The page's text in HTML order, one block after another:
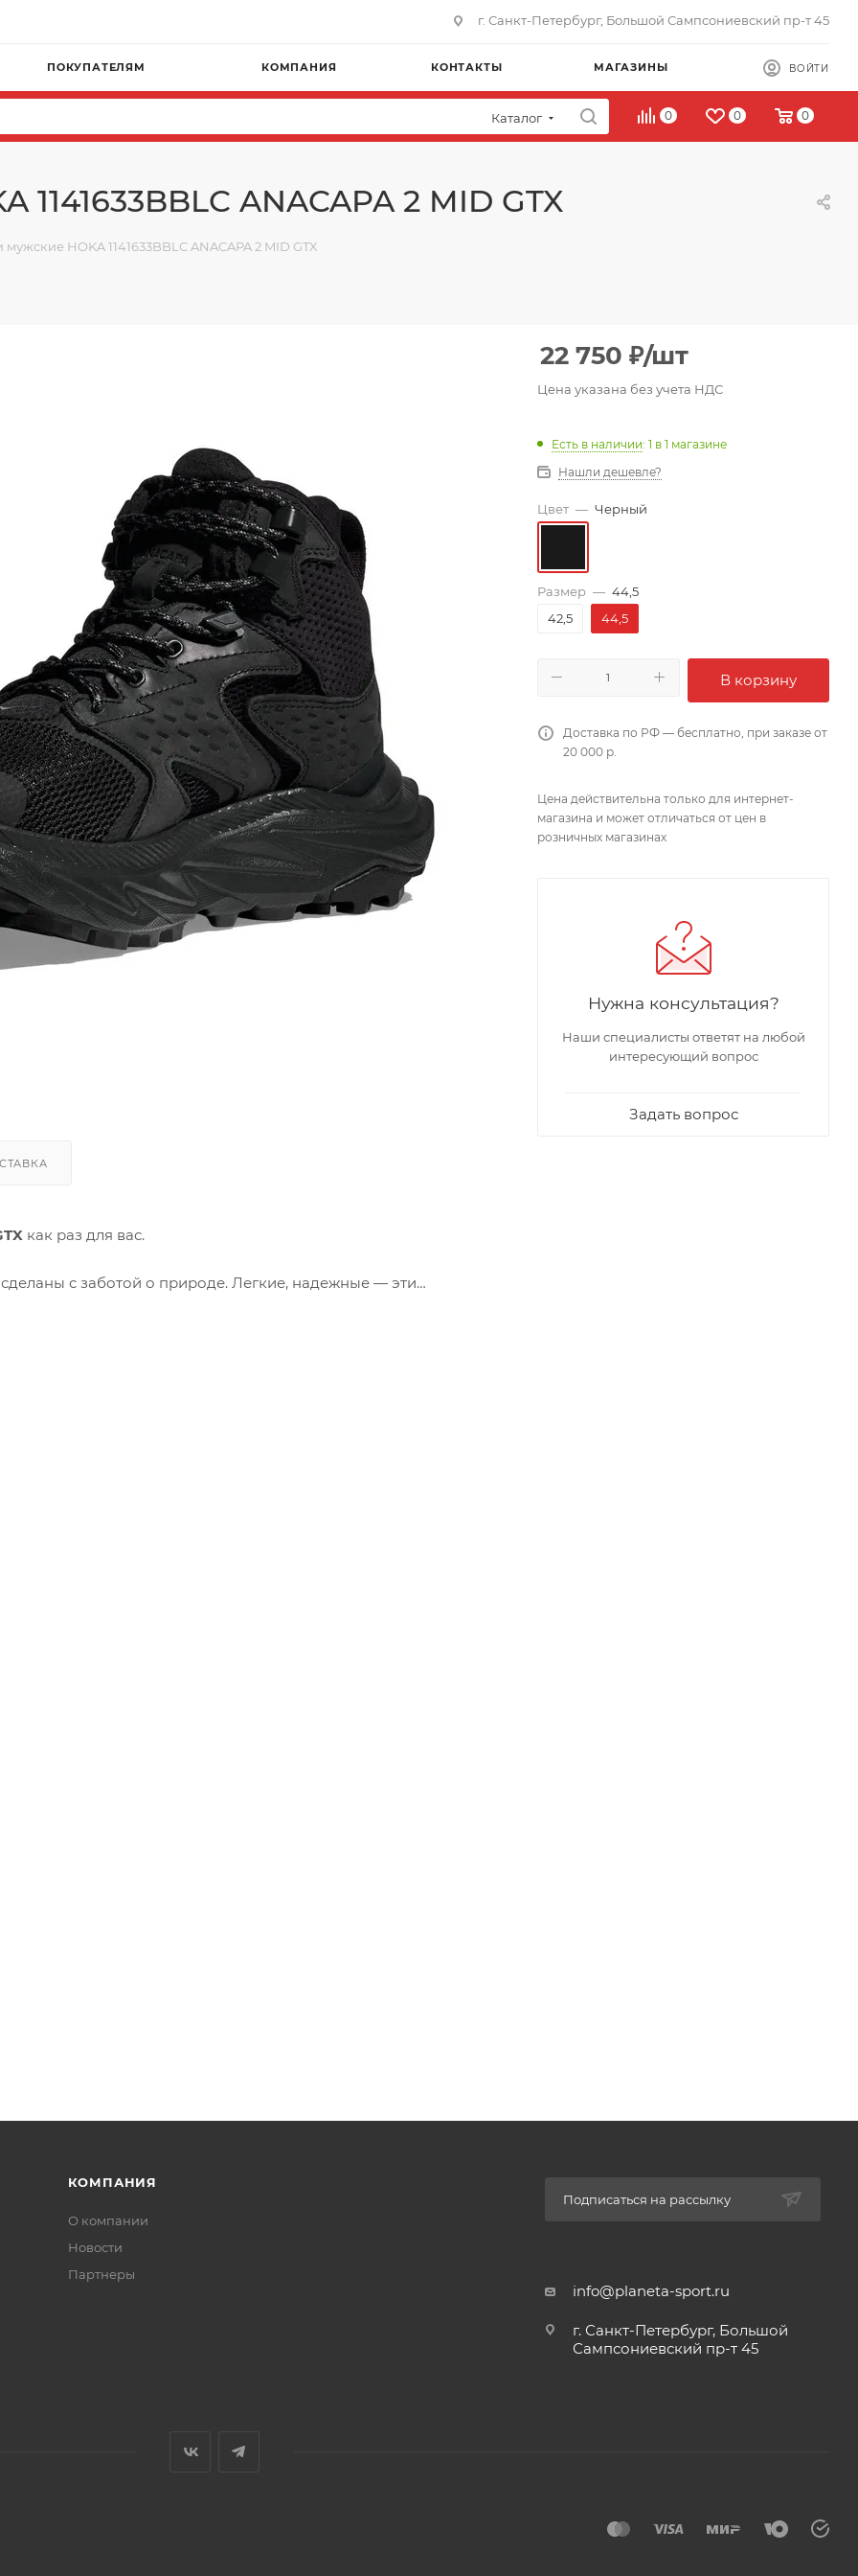
г. Санкт-Петербург, Большой Сампсониевский пр-т 45
ПОКУПАТЕЛЯМ КОМПАНИЯ КОНТАКТЫ МАГАЗИНЫ ВОЙТИ
Каталог 0 0 0
ANACAPA 2 MID GTX
HOKA 1141633BBLC ANACAPA 2 MID GTX
как раз для вас.
с заботой о природе. Легкие, надежные — эти
22 750 ₽/шт
Цена указана без учета НДС
Есть в наличии: 1 в 1 магазине
Нашли дешевле?
Цвет — Черный
Размер — 44,5
42,5
44,5
В корзину
Доставка по РФ — бесплатно, при заказе от
20 000 р.
Цена действительна только для интернет-
магазина и может отличаться от цен в
розничных магазинах
Нужна консультация?
Наши специалисты ответят на любой
интересующий вопрос
Задать вопрос
КОМПАНИЯ
О компании
Новости
Партнеры
Подписаться на рассылку
info@planeta-sport.ru
г. Санкт-Петербург, Большой
Сампсониевский пр-т 45